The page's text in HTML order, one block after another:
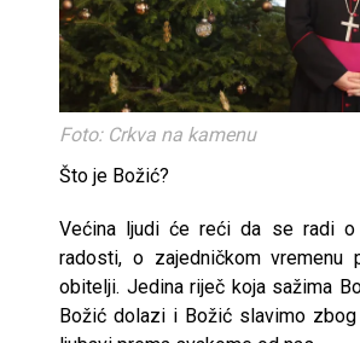
Foto: Crkva na kamenu
Što je Božić?
Većina ljudi će reći da se radi o
radosti, o zajedničkom vremenu
obitelji. Jedina riječ koja sažima
Božić dolazi i Božić slavimo zbog